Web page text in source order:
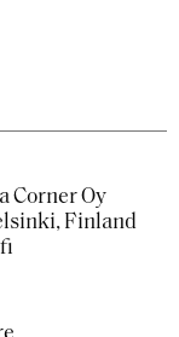
Corner Oy
Finland